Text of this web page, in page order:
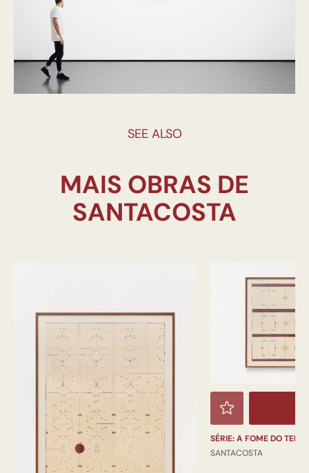
SEE ALSO
MAIS OBRAS DE
SÉRIE: A FOME DO
SANTACOSTA